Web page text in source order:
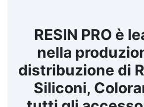
RESIN PRO è
nella
distribuzione di
Siliconi,